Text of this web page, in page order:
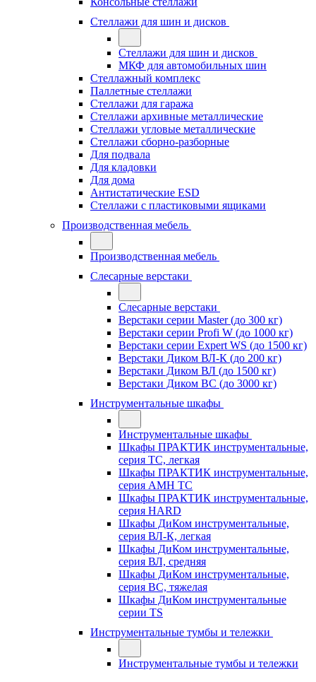
Стеллажи для шин и дисков
Стеллажи для шин и дисков
МКФ для автомобильных шин
Стеллажный комплекс
Паллетные стеллажи
Стеллажи для гаража
Стеллажи архивные металлические
Стеллажи угловые металлические
Стеллажи сборно-разборные
Для подвала
Для кладовки
Для дома
Антистатические ESD
Стеллажи с пластиковыми ящиками
Производственная мебель
Производственная мебель
Слесарные верстаки
Слесарные верстаки
Верстаки серии Master (до 300 кг)
Верстаки серии Profi W (до 1000 кг)
Верстаки серии Expert WS (до 1500 кг)
Верстаки Диком ВЛ-К (до 200 кг)
Верстаки Диком ВЛ (до 1500 кг)
Верстаки Диком ВС (до 3000 кг)
Инструментальные шкафы
Инструментальные шкафы
Шкафы ПРАКТИК инструментальные,
серия TC, легкая
Шкафы ПРАКТИК инструментальные,
серия AMH TC
Шкафы ПРАКТИК инструментальные,
серия HARD
Шкафы ДиКом инструментальные,
cерия ВЛ-К, легкая
Шкафы ДиКом инструментальные,
серия ВЛ, средняя
Шкафы ДиКом инструментальные,
серия ВС, тяжелая
Шкафы ДиКом инструментальные
серии TS
Инструментальные тумбы и тележки
Инструментальные тумбы и тележки